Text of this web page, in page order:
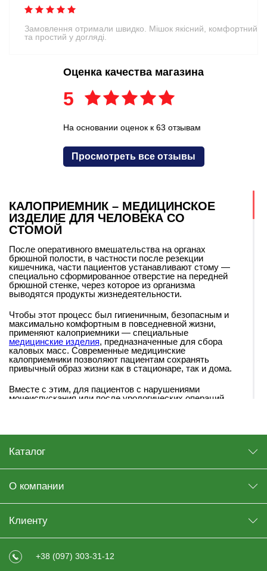
КАЛОПРИЕМНИК – МЕДИЦИНСКОЕ
ИЗДЕЛИЕ ДЛЯ ЧЕЛОВЕКА СО
СТОМОЙ
После оперативного вмешательства на органах
брюшной полости, в частности после резекции
кишечника, части пациентов устанавливают стому —
специально сформированное отверстие на передней
брюшной стенке, через которое из организма
выводятся продукты жизнедеятельности.
Чтобы этот процесс был гигиеничным, безопасным и
максимально комфортным в повседневной жизни,
применяют калоприемники — специальные
медицинские изделия, предназначенные для сбора
каловых масс. Современные медицинские
калоприемники позволяют пациентам сохранять
привычный образ жизни как в стационаре, так и дома.
Вместе с этим, для пациентов с нарушениями
мочеиспускания или после урологических операций
ухода за лежачими и послеоперационными
После хирургического лечения опухолей, травм или
воспалительных заболеваний кишечника врачи могут
сформировать новый кишечный ход. Он выводится с
Такое отверстие называют стомой.
После стомирования каловые массы выводятся
исключительно через стому. Она может быть
временной или постоянной — это зависит от вида
операции и общего состояния пациента.
Замовлення отримали швидко. Мішок якісний, комфортний
та простий у догляді.
Оценка качества магазина
5
На основании оценок к 63 отзывам
Просмотреть все отзывы
Каталог
О компании
Клиенту
+38 (097) 303-31-12